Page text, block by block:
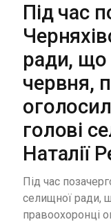
Під час
ради, що
червня,
голові
Наталії
Під час
селищної ради,
правоохоронці